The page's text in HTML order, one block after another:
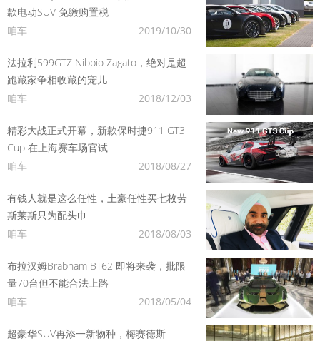
款电动SUV 免缴购置税
咱车
2019/10/30
法拉利599GTZ Nibbio Zagato，绝对是超
跑藏家争相收藏的宠儿
咱车
2018/12/03
精彩大战正式开幕，新款保时捷911 GT3
Cup 在上海赛车场官试
咱车
2018/08/27
有钱人就是这么任性，土豪任性买七枚劳
斯莱斯只为配头巾
咱车
2018/08/03
布拉汉姆Brabham BT62 即将来袭，批限
量70台但不能合法上路
咱车
2018/05/04
超豪华SUV再添一新物种，梅赛德斯